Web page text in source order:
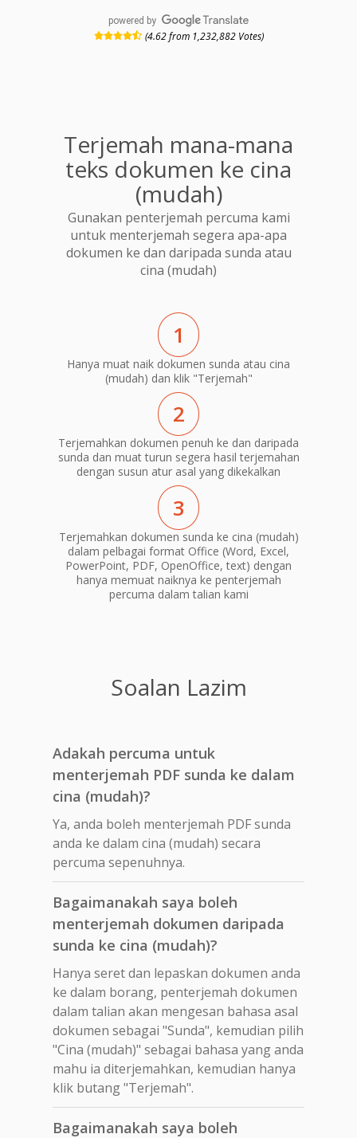
powered by
(4.62 from 1,232,882 Votes)
Terjemah mana-mana
teks dokumen ke cina
(mudah)
Gunakan penterjemah percuma kami
untuk menterjemah segera apa-apa
dokumen ke dan daripada sunda atau
cina (mudah)
1
Hanya muat naik dokumen sunda atau cina
(mudah) dan klik "Terjemah"
2
Terjemahkan dokumen penuh ke dan daripada
sunda dan muat turun segera hasil terjemahan
dengan susun atur asal yang dikekalkan
3
Terjemahkan dokumen sunda ke cina (mudah)
dalam pelbagai format Office (Word, Excel,
PowerPoint, PDF, OpenOffice, text) dengan
hanya memuat naiknya ke penterjemah
percuma dalam talian kami
Soalan Lazim
Adakah percuma untuk
menterjemah PDF sunda ke dalam
cina (mudah)?
Ya, anda boleh menterjemah PDF sunda
anda ke dalam cina (mudah) secara
percuma sepenuhnya.
Bagaimanakah saya boleh
menterjemah dokumen daripada
sunda ke cina (mudah)?
Hanya seret dan lepaskan dokumen anda
ke dalam borang, penterjemah dokumen
dalam talian akan mengesan bahasa asal
dokumen sebagai "Sunda", kemudian pilih
"Cina (mudah)" sebagai bahasa yang anda
mahu ia diterjemahkan, kemudian hanya
klik butang "Terjemah".
Bagaimanakah saya boleh